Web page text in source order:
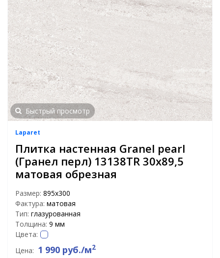
Быстрый просмотр
Laparet
Плитка настенная Granel pearl
(Гранел перл) 13138TR 30x89,5
матовая обрезная
Размер: 895x300
Фактура: матовая
Тип: глазурованная
Толщина: 9 мм
Цвета:
Цена: 1 990 руб./м2